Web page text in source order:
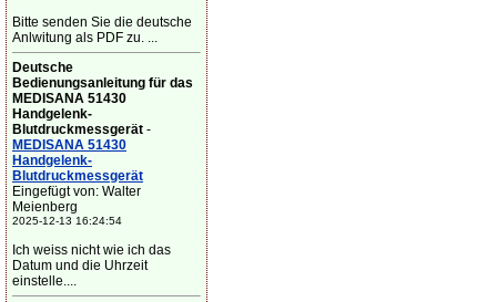
Bitte senden Sie die deutsche
Anlwitung als PDF zu. ...
Deutsche
Bedienungsanleitung für das
MEDISANA 51430
Handgelenk-
Blutdruckmessgerät -
MEDISANA 51430
Handgelenk-
Blutdruckmessgerät
Eingefügt von: Walter
Meienberg
2025-12-13 16:24:54
Ich weiss nicht wie ich das
Datum und die Uhrzeit
einstelle....